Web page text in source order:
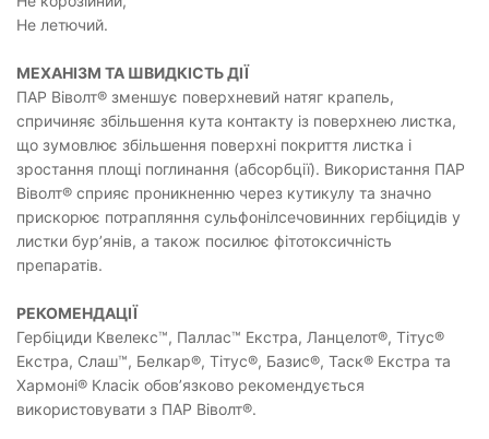
Не летючий.
МЕХАНІЗМ ТА ШВИДКІСТЬ ДІЇ
ПАР Віволт® зменшує поверхневий натяг крапель,
спричиняє збільшення кута контакту із поверхнею листка,
що зумовлює збільшення поверхні покриття листка і
зростання площі поглинання (абсорбції). Використання ПАР
Віволт® сприяє проникненню через кутикулу та значно
прискорює потрапляння сульфонілсечовинних гербіцидів у
листки бур’янів, а також посилює фітотоксичність
препаратів.
РЕКОМЕНДАЦІЇ
Гербіциди Квелекс™, Паллас™ Екстра, Ланцелот®, Тітус®
Екстра, Слаш™, Белкар®, Тітус®, Базис®, Таск® Екстра та
Хармоні® Класік обов’язково рекомендується
використовувати з ПАР Віволт®.